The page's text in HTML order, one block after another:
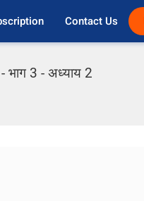
Contact Us
3 - अध्याय 2